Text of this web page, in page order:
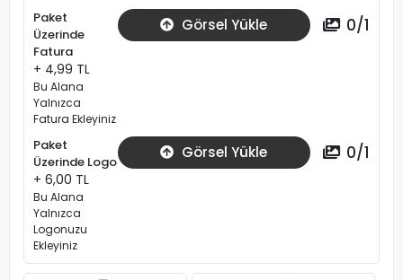
Paket
Üzerinde
Fatura
+ 4,99 TL
Bu Alana
Yalnızca
Fatura Ekleyiniz
Görsel Yükle 0/1
Paket
Üzerinde Logo
+ 6,00 TL
Bu Alana
Yalnızca
Logonuzu
Ekleyiniz
Görsel Yükle 0/1